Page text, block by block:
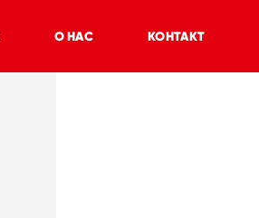
О НАС КОНТАКТ